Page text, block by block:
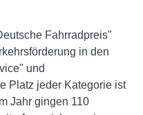
Fahrradpreis"
in den
und
Platz jeder Kategorie ist
Jahr gingen 110